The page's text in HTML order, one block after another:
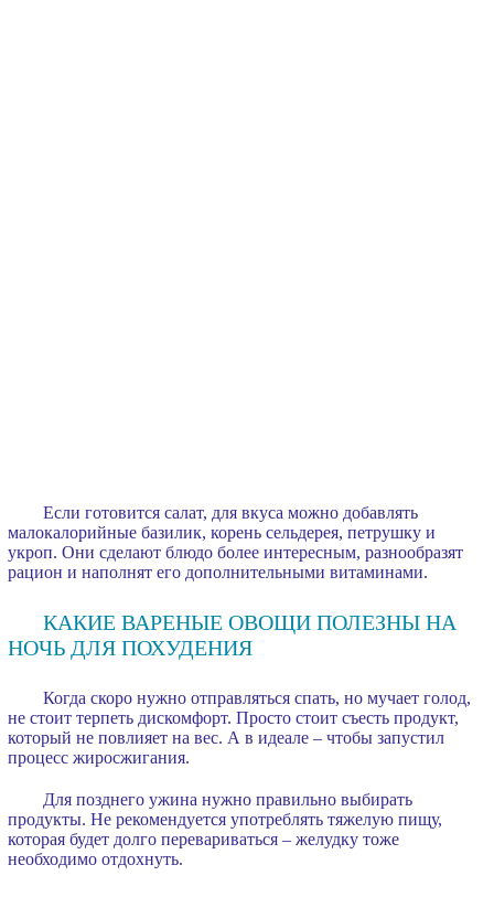
Если готовится салат, для вкуса можно добавлять
малокалорийные базилик, корень сельдерея, петрушку и
укроп. Они сделают блюдо более интересным, разнообразят
рацион и наполнят его дополнительными витаминами.
КАКИЕ ВАРЕНЫЕ ОВОЩИ ПОЛЕЗНЫ НА
НОЧЬ ДЛЯ ПОХУДЕНИЯ
Когда скоро нужно отправляться спать, но мучает голод,
не стоит терпеть дискомфорт. Просто стоит съесть продукт,
который не повлияет на вес. А в идеале – чтобы запустил
процесс жиросжигания.
Для позднего ужина нужно правильно выбирать
продукты. Не рекомендуется употреблять тяжелую пищу,
которая будет долго перевариваться – желудку тоже
необходимо отдохнуть.